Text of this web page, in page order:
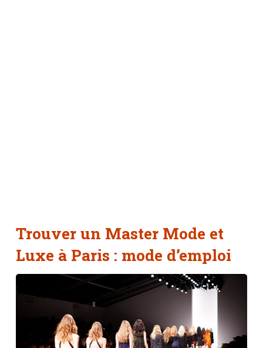
Trouver un Master Mode et
Luxe à Paris : mode d’emploi